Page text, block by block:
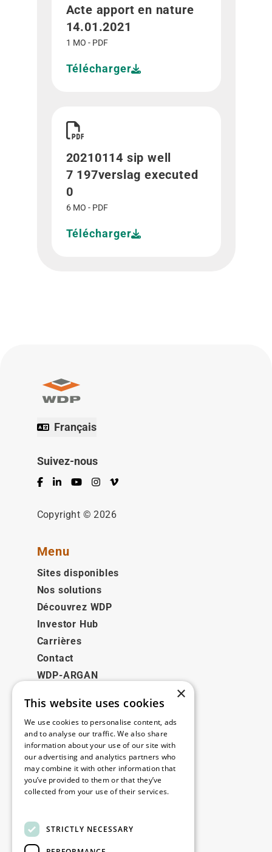
Acte apport en nature
14.01.2021
1 MO - PDF
Télécharger
20210114 sip well
7 197verslag executed
0
6 MO - PDF
Télécharger
Français
Suivez-nous
Facebook
LinkedInYouTubeInstagram
Vimeo
Copyright © 2026
Menu
Sites disponibles
Nos solutions
Découvrez WDP
Investor Hub
Carrières
Contact
WDP-ARGAN
Juridique
Disclaimer
Politique de confidentialité
Cookie Policy
Contact
×
This website uses cookies
We use cookies to personalise content, ads
and to analyse our traffic. We also share
information about your use of our site with
our advertising and analytics partners who
may combine it with other information that
you’ve provided to them or that they’ve
collected from your use of their services.
STRICTLY NECESSARY